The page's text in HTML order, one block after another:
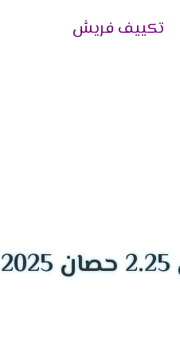
خدمة الصيانة باحتراف وبأقصى
ملحقة بفترة ضمان خاصة بها.
العميل و العنوان المفصل
الاستفسارات الموجهة منهم
يتم تحويل المكالمة فورًا للقسم
تكييف فريش